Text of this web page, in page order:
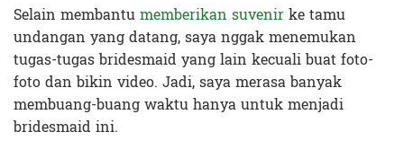
Selain membantumemberikan suvenirke tamu
undangan yang datang, saya nggak menemukan
tugas-tugas bridesmaid yang lain kecuali buat foto-
foto dan bikin video. Jadi, saya merasa banyak
membuang-buang waktu hanya untuk menjadi
bridesmaid ini.